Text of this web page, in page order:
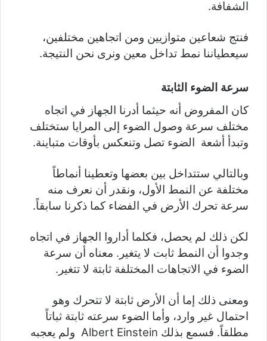
الشفافة.
فنتج شعاعين متوازيين ومن اتجاهين مختلفين،
سيعطياننا نمط تداخل معين ونرى نحن النتيجة.
سرعة الضوء الثابتة
كان المفروض أنه حيثما أدرنا الجهاز في اتجاه
مختلف سرعة وصول الضوء إلى المرايا ستختلف
وتبدأ أشعة الضوء تصل وتنعكس بأوقات متباينة.
وبالتالي ستتداخل بين بعضها وتعطينا أنماطاً
مختلفة عن النمط الأول، ونقدر أن نعرف منه
سرعة تحرك الأرض في الفضاء كما ذكرنا سابقاً.
لكن ذلك لم يحصل، فكلما أداروا الجهاز في اتجاه
وجدوا أن النمط ثابت لا يتغير. معناه أن سرعة
الضوء في الاتجاهات المختلفة ثابتة لا تتغير.
ومعنى ذلك إما أن الأرض ثابتة لا تتحرك وهو
احتمال غير وارد، وأما الضوء سرعته ثابتة ثباتاً
مطلقاً. فسمع بذلك Albert Einstein ولم يعجبه